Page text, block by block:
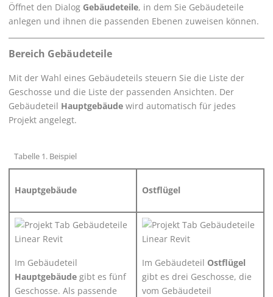
Öffnet den Dialog Gebäudeteile, in dem Sie Gebäudeteile
anlegen und ihnen die passenden Ebenen zuweisen können.
Bereich Gebäudeteile
Mit der Wahl eines Gebäudeteils steuern Sie die Liste der
Geschosse und die Liste der passenden Ansichten. Der
Gebäudeteil Hauptgebäude wird automatisch für jedes
Projekt angelegt.
Tabelle1. Beispiel
Hauptgebäude Ostflügel
Im Gebäudeteil
Hauptgebäude gibt es fünf
Geschosse. Als passende
Im Gebäudeteil Ostflügel
gibt es drei Geschosse, die
vom Gebäudeteil